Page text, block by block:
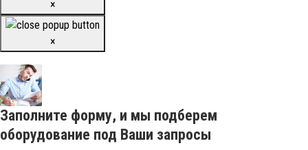
×
×
Заполните форму, и мы подберем
оборудование под Ваши запросы